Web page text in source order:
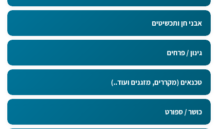
אבני חן ותכשיטים
גינון / פרחים
טכנאים (מקררים, מזגנים ועוד..)
כושר / ספורט